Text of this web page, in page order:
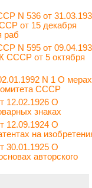
N 536 от
от 15 декабря
раб
N 595 от
СССР от 5 октября
N 1 О
СССР
12.02.1926 О
знаках
12.09.1924 О
на
30.01.1925 О
авторского